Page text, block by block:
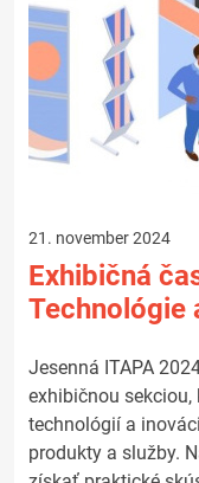
21. november 2024
Exhibičná
Technológie
Jesenná ITAPA
exhibičnou
technológií a
produkty a služby.